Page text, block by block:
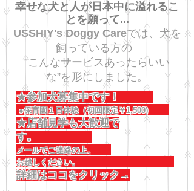
幸せな犬と人が日本中に溢れるこ
とを願って...
USSHIY's Doggy Careでは、犬を
飼っている方の
”こんなサービスあったらいい
な”を形にしました。
★参加犬募集中です！
●保育園１日体験（初回限定￥1,500)
★店舗見学も大歓迎で
す。
メールでご連絡の上、
お越しください。
詳細はココをクリック→